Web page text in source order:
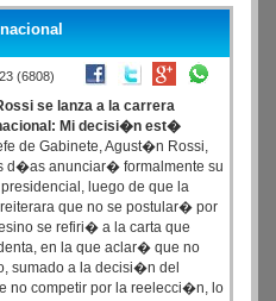
porque hay que atravesar las
popular", sintetiz� Scioli
(6808)
se lanza a la carrera
Mi decisi�n est�
de Gabinete, Agust�n Rossi,
anunciar� formalmente su
luego de que la
que no se postular� por
se refiri� a la carta que
en la que aclar� que no
sumado a la decisi�n del
no competir por la reelecci�n, lo